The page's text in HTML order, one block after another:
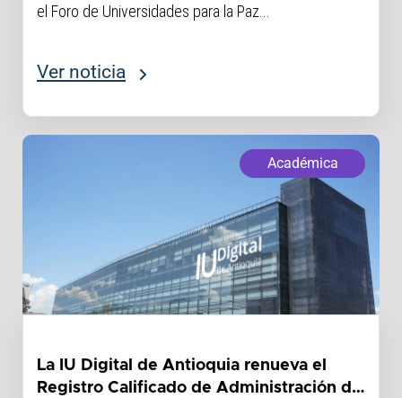
el Foro de Universidades para la Paz...
Ver noticia
Académica
La IU Digital de Antioquia renueva el
Registro Calificado de Administración de